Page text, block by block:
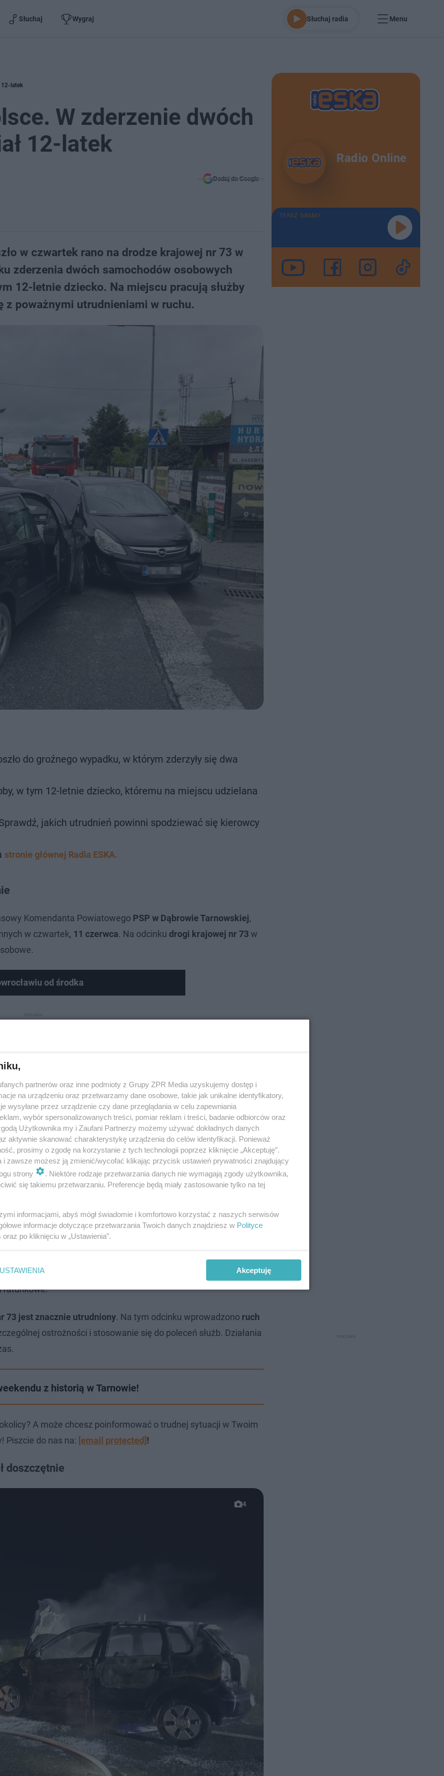
Słuchaj Wygraj Słuchaj radia Menu
12-latek
W zderzenie dwóch
12-latek
Dodaj do Google
w czwartek rano na drodze krajowej nr 73 w
zderzenia dwóch samochodów osobowych
12-letnie dziecko. Na miejscu pracują służby
z poważnymi utrudnieniami w ruchu.
do groźnego wypadku, w którym zderzyły się dwa
w tym 12-letnie dziecko, któremu na miejscu udzielana
jakich utrudnień powinni spodziewać się kierowcy
stronie głównej Radia ESKA.
Komendanta Powiatowego PSP w Dąbrowie Tarnowskiej,
w czwartek, 11 czerwca. Na odcinku drogi krajowej nr 73 w
od środka
poszkodowanych jest12-letni chłopiec, który natychmiast
się pod opieką zespołu ratownictwa medycznego.
do szpitala. Przyczyny i dokładne okoliczności zdarzenia
, zespół
. Służby
ratunkowe.
73 jest znacznie utrudniony. Na tym odcinku wprowadzono ruch
ostrożności i stosowanie się do poleceń służb. Działania
z historią w Tarnowie!
A może chcesz poinformować o trudnej sytuacji w Twoim
Piszcie do nas na: [email protected] !
doszczętnie
4
Radio Online
TERAZ GRAMY
partnerów oraz inne podmioty z Grupy ZPR Media uzyskujemy dostęp i
na urządzeniu oraz przetwarzamy dane osobowe, takie jak unikalne identyfikatory,
wysyłane przez urządzenie czy dane przeglądania w celu zapewniania
wybór spersonalizowanych treści, pomiar reklam i treści, badanie odbiorców oraz
Użytkownika my i Zaufani Partnerzy możemy używać dokładnych danych
aktywnie skanować charakterystykę urządzenia do celów identyfikacji. Ponieważ
prosimy o zgodę na korzystanie z tych technologii poprzez kliknięcie „Akceptuję”.
i zawsze możesz ją zmienić/wycofać klikając przycisk ustawień prywatności znajdujący
strony
. Niektóre rodzaje przetwarzania danych nie wymagają zgody użytkownika,
się takiemu przetwarzaniu. Preferencje będą miały zastosowanie tylko na tej
informacjami, abyś mógł świadomie i komfortowo korzystać z naszych serwisów
informacje dotyczące przetwarzania Twoich danych znajdziesz w Polityce
oraz po kliknięciu w „Ustawienia”.
USTAWIENIA Akceptuję